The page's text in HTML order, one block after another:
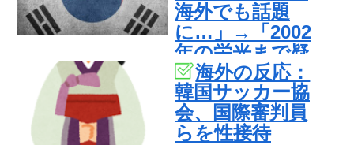
海外でも話題
に…」→「2002
年の栄光まで疑
われる…（ﾌﾞﾙﾌﾞ
ﾙ」＝韓国の反応
海外の反応：
韓国サッカー協
会、国際審判員
らを性接待